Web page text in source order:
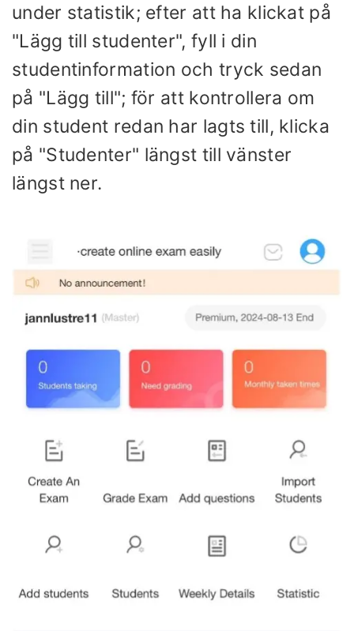
under statistik; efter att ha klickat på
"Lägg till studenter", fyll i din
studentinformation och tryck sedan
på "Lägg till"; för att kontrollera om
din student redan har lagts till, klicka
på "Studenter" längst till vänster
längst ner.